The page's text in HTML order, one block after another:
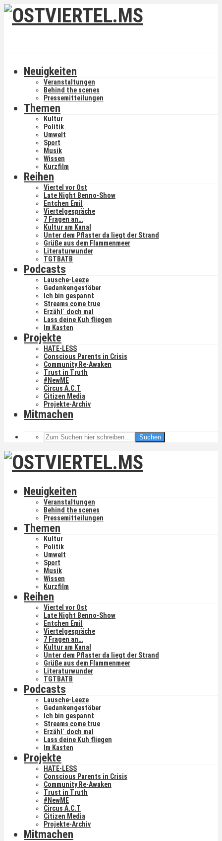
Neuigkeiten
Veranstaltungen
Behind the scenes
Pressemitteilungen
Themen
Kultur
Politik
Umwelt
Sport
Musik
Wissen
Kurzfilm
Reihen
Viertel vor Ost
Late Night Benno-Show
Entchen Emil
Viertelgespräche
7 Fragen an…
Kultur am Kanal
Unter dem Pflaster da liegt der Strand
Grüße aus dem Flammenmeer
Literaturwunder
TGTBATB
Podcasts
Lausche-Leeze
Gedankengestöber
Ich bin gespannt
Streams come true
Erzähl´ doch mal
Lass deine Kuh fliegen
Im Kasten
Projekte
HATE-LESS
Conscious Parents in Crisis
Community Re-Awaken
Trust in Truth
#NewME
Circus A.C.T
Citizen Media
Projekte-Archiv
Mitmachen
Suchen
Neuigkeiten
Veranstaltungen
Behind the scenes
Pressemitteilungen
Themen
Kultur
Politik
Umwelt
Sport
Musik
Wissen
Kurzfilm
Reihen
Viertel vor Ost
Late Night Benno-Show
Entchen Emil
Viertelgespräche
7 Fragen an…
Kultur am Kanal
Unter dem Pflaster da liegt der Strand
Grüße aus dem Flammenmeer
Literaturwunder
TGTBATB
Podcasts
Lausche-Leeze
Gedankengestöber
Ich bin gespannt
Streams come true
Erzähl´ doch mal
Lass deine Kuh fliegen
Im Kasten
Projekte
HATE-LESS
Conscious Parents in Crisis
Community Re-Awaken
Trust in Truth
#NewME
Circus A.C.T
Citizen Media
Projekte-Archiv
Mitmachen